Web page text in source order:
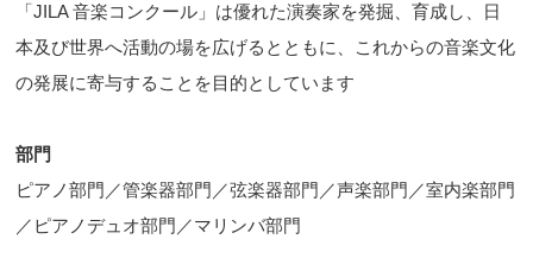
「JILA 音楽コンクール」は優れた演奏家を発掘、育成し、日
本及び世界へ活動の場を広げるとともに、これからの音楽文化
の発展に寄与することを目的としています
部門
ピアノ部門／管楽器部門／弦楽器部門／声楽部門／室内楽部門
／ピアノデュオ部門／マリンバ部門